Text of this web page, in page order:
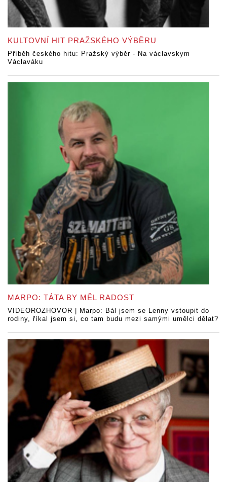
KULTOVNÍ HIT PRAŽSKÉHO VÝBĚRU
Příběh českého hitu: Pražský výběr - Na václavskym
Václaváku
MARPO: TÁTA BY MĚL RADOST
VIDEOROZHOVOR | Marpo: Bál jsem se Lenny vstoupit do
rodiny, říkal jsem si, co tam budu mezi samými umělci dělat?